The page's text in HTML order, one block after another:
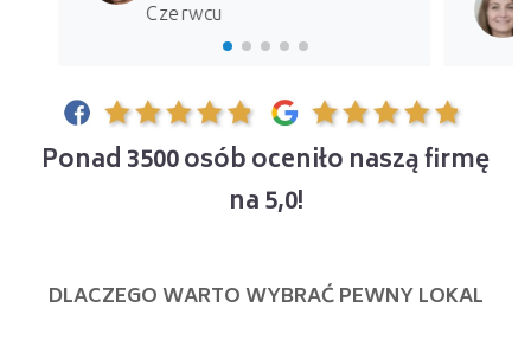
Czerwcu
Ponad 3500 osób oceniło naszą firmę
na 5,0!
DLACZEGO WARTO WYBRAĆ PEWNY LOKAL